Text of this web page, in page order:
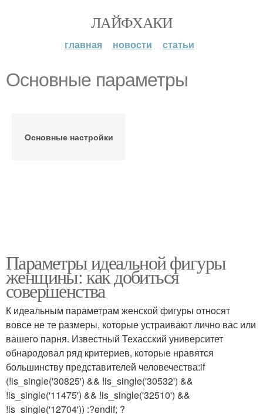
ЛАЙФХАКИ
главная новости статьи
Основные параметры
Основные настройки
Параметры идеальной фигуры
женщины: как добиться
совершенства
К идеальным параметрам женской фигуры относят
вовсе не те размеры, которые устраивают лично вас или
вашего парня. Известный Техасский университет
обнародовал ряд критериев, которые нравятся
большинству представителей человечества:if
(!is_single('30825') && !is_single('30532') &&
!is_single('11475') && !is_single('32510') &&
!is_single('12704')) :?endif; ?